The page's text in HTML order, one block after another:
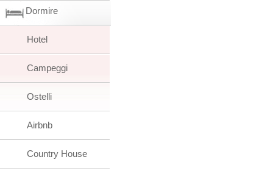
Dormire
Hotel
Campeggi
Ostelli
Airbnb
Country House